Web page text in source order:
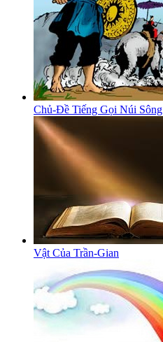
Chủ-Đề Tiếng Gọi Núi Sông
Vật Của Trần-Gian